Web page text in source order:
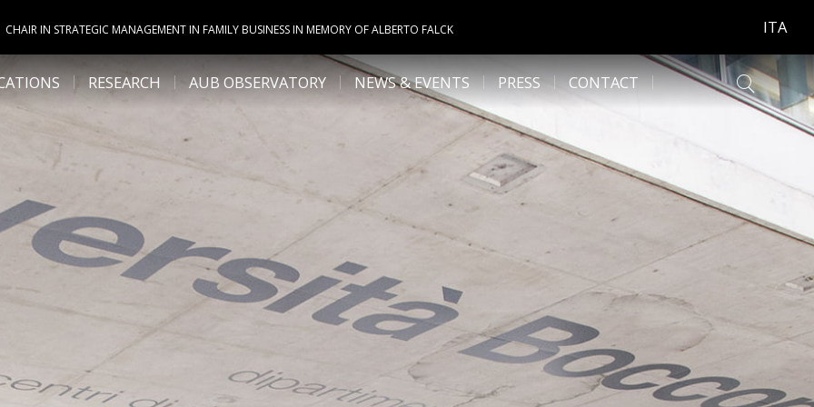
CHAIR IN STRATEGIC MANAGEMENT IN FAMILY BUSINESS IN MEMORY OF ALBERTO FALCK ITA
RESEARCH AUB OBSERVATORY NEWS & EVENTS PRESS CONTACT